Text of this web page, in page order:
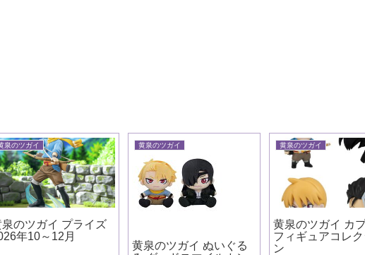
黄泉のツガイ
黄泉のツガイ アクリル
スタンド
怪獣８号
怪獣８号 るかっぷ 鳴海
怪獣８号
怪獣８号